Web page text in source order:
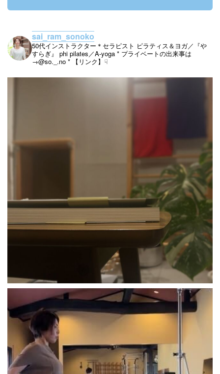
sai_ram_sonoko
50代インストラクター＊セラピスト ピラティス＆ヨガ／『や
すらぎ』
phi pilates／A-yoga * プライベートの出来事は
→@so._.no * 【リンク】☟